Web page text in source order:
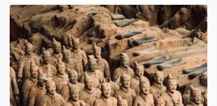
Наука
Над гробницей первого императора
Китая заметили смертельные